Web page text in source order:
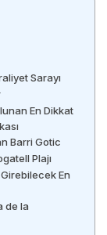
Sarayı
En Dikkat
Barri Gotic
Plajı
En
de la